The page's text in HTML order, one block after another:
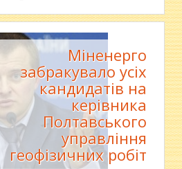
Міненерго
забракувало усіх
кандидатів на
керівника
Полтавського
управління
геофізичних робіт